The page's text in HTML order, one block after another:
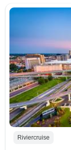
Riviercruise